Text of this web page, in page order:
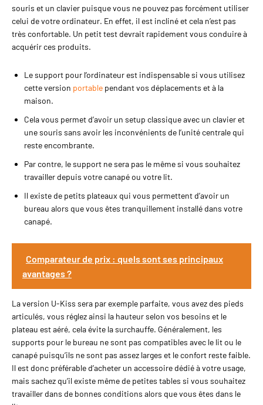
grâce à sa surface
personnalisable. Que ce soit pour
message, c'est un excellent
ou pour vos loisirs, ce porte-
ordinateur s'adapte à toutes les
situations. Parfait pour les
Style moderne : Avec son design
contemporain, le porte-
également un atout de style pour
vos affaires, vous permettant de
vous démarquer. Cas d'utilisation
personnalisable en toile canvas
Iker est la solution idéale pour
votre ordinateur portable bien
soigné, tout en faisant passer
Grâce à sa personnalisation,
votre entreprise se distingue et
renforce son image de marque à
chaque déplacement. Offrir un
porte-ordinateur Iker à vos
clients ou partenaires lors d'un
événement d'entreprise, comme
un salon ou une foire
commerciale, renforce votre
un...
souris et un clavier puisque vous ne pouvez pas forcément utiliser
celui de votre ordinateur. En effet, il est incliné et cela n’est pas
très confortable. Un petit test devrait rapidement vous conduire à
acquérir ces produits.
Le support pour l’ordinateur est indispensable si vous utilisez
cette version portable pendant vos déplacements et à la
maison.
Cela vous permet d’avoir un setup classique avec un clavier et
une souris sans avoir les inconvénients de l’unité centrale qui
reste encombrante.
Par contre, le support ne sera pas le même si vous souhaitez
travailler depuis votre canapé ou votre lit.
Il existe de petits plateaux qui vous permettent d’avoir un
bureau alors que vous êtes tranquillement installé dans votre
canapé.
Comparateur de prix : quels sont ses principaux
avantages ?
La version U-Kiss sera par exemple parfaite, vous avez des pieds
articulés, vous réglez ainsi la hauteur selon vos besoins et le
plateau est aéré, cela évite la surchauffe. Généralement, les
supports pour le bureau ne sont pas compatibles avec le lit ou le
canapé puisqu’ils ne sont pas assez larges et le confort reste faible.
Il est donc préférable d’acheter un accessoire dédié à votre usage,
mais sachez qu’il existe même de petites tables si vous souhaitez
travailler dans de bonnes conditions alors que vous êtes dans le